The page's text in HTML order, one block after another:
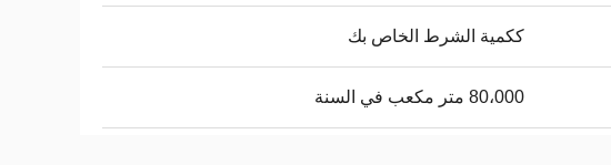
ككمية الشرط الخاص بك
80،000 متر مكعب في السنة